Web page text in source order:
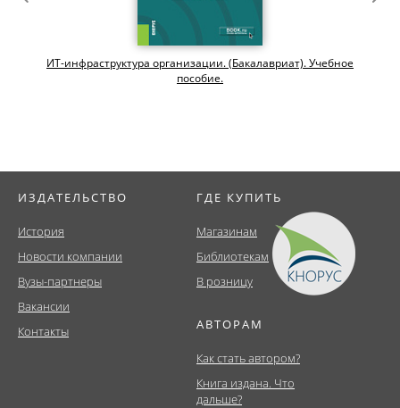
ИТ-инфраструктура организации. (Бакалавриат). Учебное
пособие.
ИЗДАТЕЛЬСТВО
История
Новости компании
Вузы-партнеры
Вакансии
Контакты
ГДЕ КУПИТЬ
Магазинам
Библиотекам
В розницу
АВТОРАМ
Как стать автором?
Книга издана. Что
дальше?